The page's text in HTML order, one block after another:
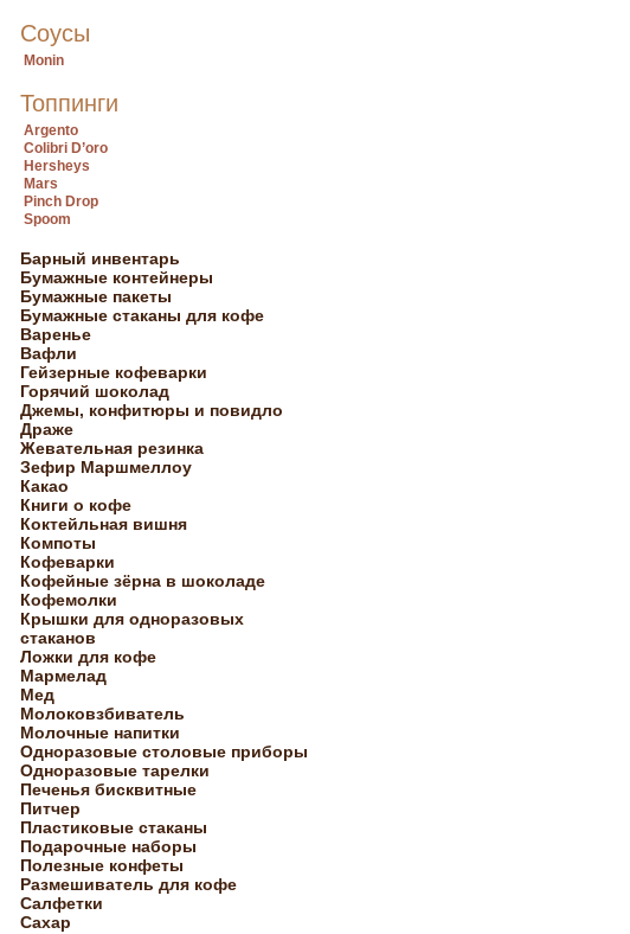
Соусы
Monin
Топпинги
Argento
Colibri D’oro
Hersheys
Mars
Pinch Drop
Spoom
Барный инвентарь
Бумажные контейнеры
Бумажные пакеты
Бумажные стаканы для кофе
Варенье
Вафли
Гейзерные кофеварки
Горячий шоколад
Джемы, конфитюры и повидло
Драже
Жевательная резинка
Зефир Маршмеллоу
Какао
Книги о кофе
Коктейльная вишня
Компоты
Кофеварки
Кофейные зёрна в шоколаде
Кофемолки
Крышки для одноразовых
стаканов
Ложки для кофе
Мармелад
Мед
Молоковзбиватель
Молочные напитки
Одноразовые столовые приборы
Одноразовые тарелки
Печенья бисквитные
Питчер
Пластиковые стаканы
Подарочные наборы
Полезные конфеты
Размешиватель для кофе
Салфетки
Сахар